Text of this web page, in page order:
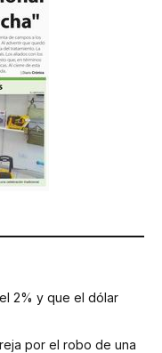
2% y que el dólar
por el robo de una